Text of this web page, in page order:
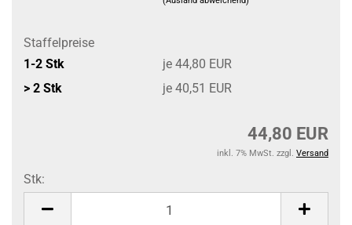
Staffelpreise
1-2 Stk
je 44,80 EUR
> 2 Stk
je 40,51 EUR
44,80 EUR
inkl. 7% MwSt. zzgl. Versand
Stk: